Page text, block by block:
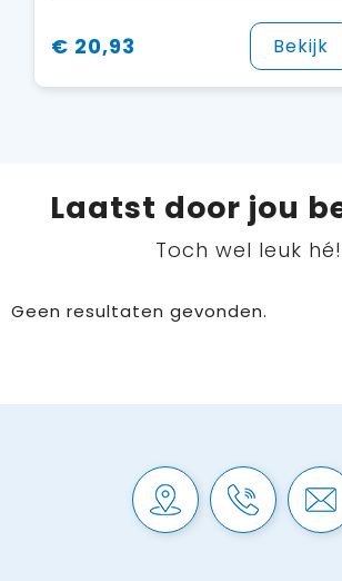
€ 20,93 Bekijk
Laatst door jou
Toch wel leuk hé!
Geen resultaten gevonden.